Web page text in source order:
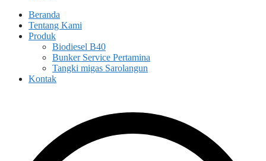
Beranda
Tentang Kami
Produk
Biodiesel B40
Bunker Service Pertamina
Tangki migas Sarolangun
Kontak